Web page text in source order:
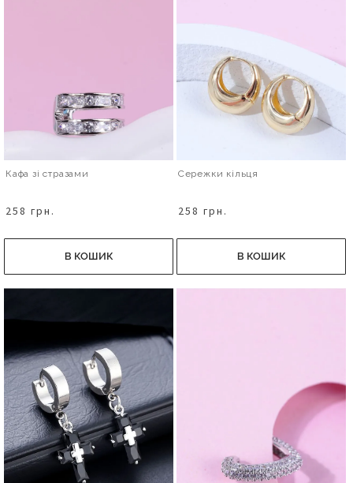
Кафа зі стразами
258 грн.
В КОШИК
Сережки кільця
258 грн.
В КОШИК